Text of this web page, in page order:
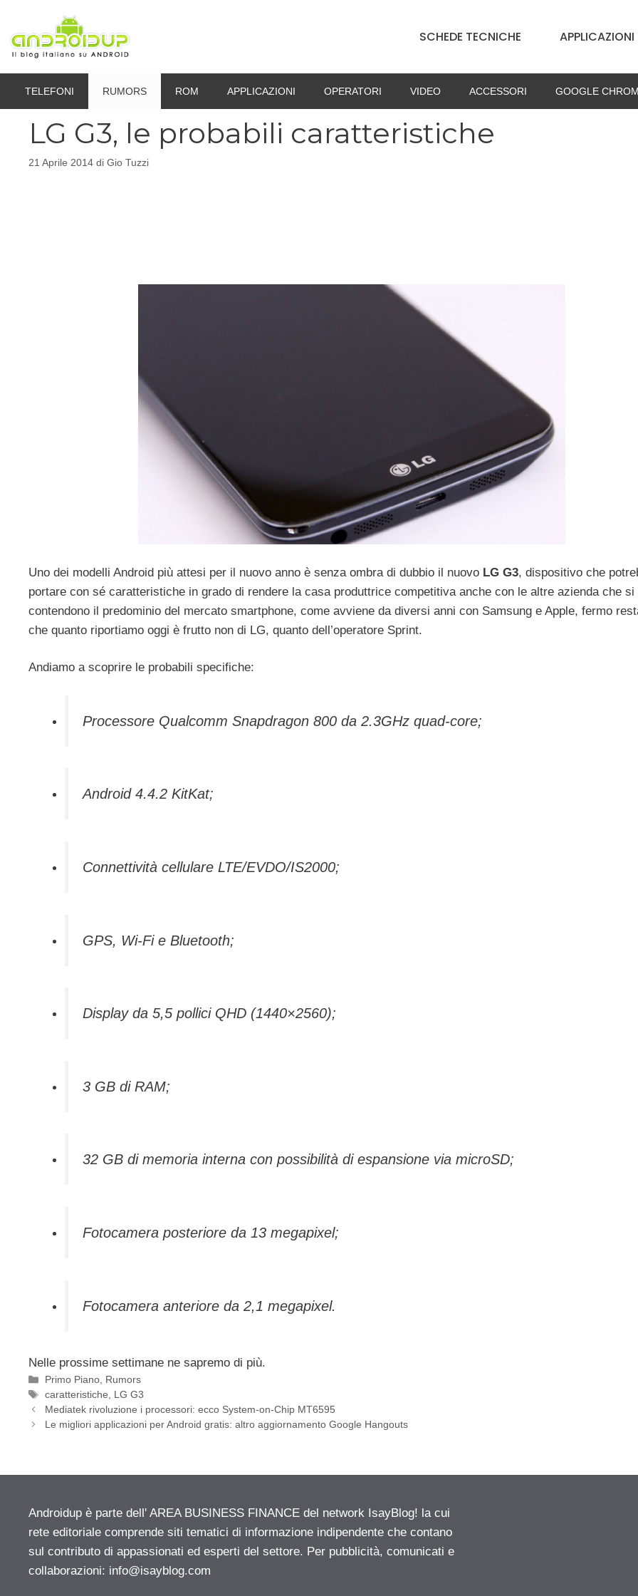
contenuto
SCHEDE TECNICHE APPLICAZIONI
TELEFONI RUMORS ROM APPLICAZIONI OPERATORI VIDEO ACCESSORI GOOGLE
LG G3, le probabili caratteristiche
21 Aprile 2014 di Gio Tuzzi
Uno dei modelli Android più attesi per il nuovo anno è senza ombra di dubbio il nuovo LG G3, dispositivo che
portare con sé caratteristiche in grado di rendere la casa produttrice competitiva anche con le altre azienda che si
contendono il predominio del mercato smartphone, come avviene da diversi anni con Samsung e Apple, fermo
che quanto riportiamo oggi è frutto non di LG, quanto dell’operatore Sprint.
Andiamo a scoprire le probabili specifiche:
Processore Qualcomm Snapdragon 800 da 2.3GHz quad-core;
Android 4.4.2 KitKat;
Connettività cellulare LTE/EVDO/IS2000;
GPS, Wi-Fi e Bluetooth;
Display da 5,5 pollici QHD (1440×2560);
3 GB di RAM;
32 GB di memoria interna con possibilità di espansione via microSD;
Fotocamera posteriore da 13 megapixel;
Fotocamera anteriore da 2,1 megapixel.
Nelle prossime settimane ne sapremo di più.
Categorie
Primo Piano, Rumors
Tag
caratteristiche, LG G3
Mediatek rivoluzione i processori: ecco System-on-Chip MT6595
Le migliori applicazioni per Android gratis: altro aggiornamento Google Hangouts
Androidup è parte dell' AREA BUSINESS FINANCE del network IsayBlog! la cui
rete editoriale comprende siti tematici di informazione indipendente che contano
sul contributo di appassionati ed esperti del settore. Per pubblicità, comunicati e
collaborazioni: info@isayblog.com